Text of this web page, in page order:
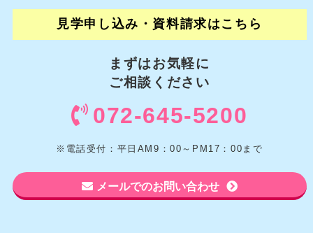
見学申し込み・資料請求はこちら
まずはお気軽に
ご相談ください
072-645-5200
※電話受付：平日AM9：00～PM17：00まで
メールでのお問い合わせ